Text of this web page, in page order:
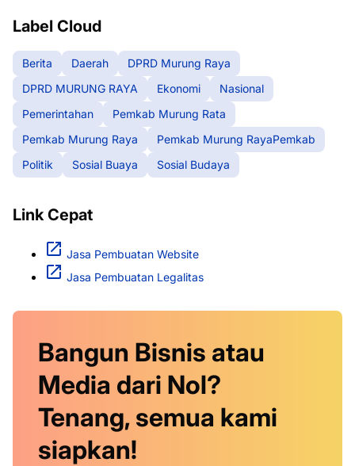
Label Cloud
Berita Daerah
DPRD Murung Raya
DPRD MURUNG RAYA
Ekonomi
Nasional
Pemerintahan
Pemkab Murung Rata
Pemkab Murung Raya
Pemkab Murung RayaPemkab
Politik
Sosial Buaya Sosial Budaya
Link Cepat
Jasa Pembuatan Website
Jasa Pembuatan Legalitas
Bangun Bisnis atau
Media dari Nol?
Tenang, semua kami
siapkan!